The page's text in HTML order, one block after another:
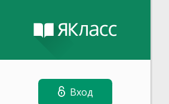
Вход